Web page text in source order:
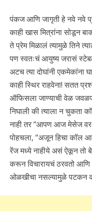
पंकज आणि जागृती हे नवे नवे
काही खास मित्रांना सोडून
ते प्रेम मिळालं त्यामुळे तिने
पण स्वतःचं आयुष्य जरासं
अटच त्या दोघांनी एकमेकांना
काही स्थिर राहवेना! सतत
ऑफिसला जाण्याची वेळ
निघाली की त्याला न चुकता
नाही तर “आपण आज मेसेज
पोहचला, “अजून हिचा कॉल
रेंज मध्ये नाहीये असं ऐकून तो
करून विचारायचं ठरवतो आणि
ओळखीचा नसल्यामुळे पटकन